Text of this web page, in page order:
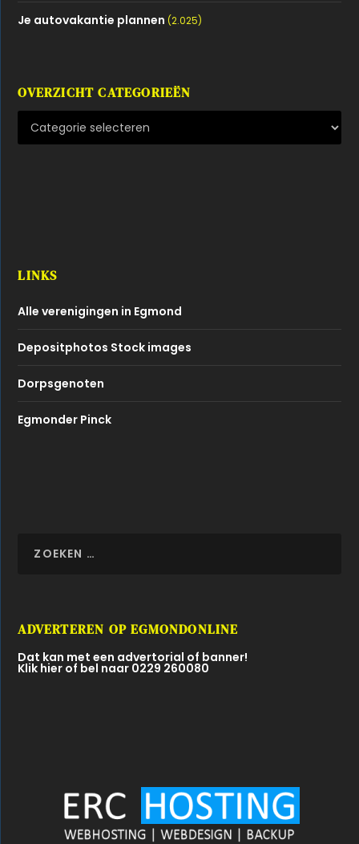
Je autovakantie plannen (2.025)
OVERZICHT CATEGORIEËN
LINKS
Alle verenigingen in Egmond
Depositphotos Stock images
Dorpsgenoten
Egmonder Pinck
ADVERTEREN OP EGMONDONLINE
Dat kan met een advertorial of banner!
Klik hier of bel naar 0229 260080